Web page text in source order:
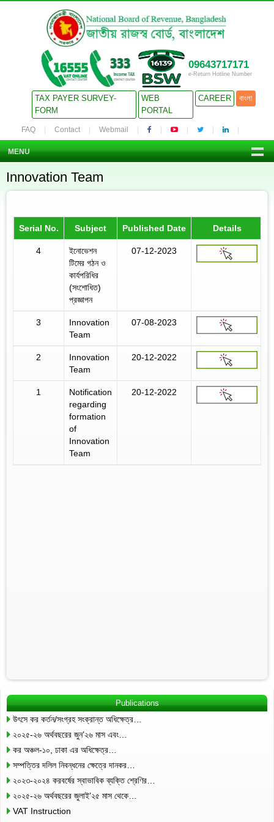
09643717171
e-Return Hotline Number
TAX PAYER SURVEY-
FORM
WEB
PORTAL
CAREER বাংলা
FAQ Contact Webmail
MENU
Innovation Team
Serial No. Subject Published Date Details
4
ইনোভেশন
টিমের গঠন ও
কার্যপরিধির
(সংশোধিত)
প্রজ্ঞাপন
07-12-2023
3
Innovation
Team
07-08-2023
2
Innovation
Team
20-12-2022
1
Notification
regarding
formation
of
Innovation
Team
20-12-2022
Publications
উৎসে কর কর্তন/সংগ্রহ সংক্রান্ত অধিক্ষেত্র…
২০২৫-২৬ অর্থবছরের জুন’২৬ মাস এবং…
কর অঞ্চল-১০, ঢাকা এর অধিক্ষেত্র…
সম্পত্তির দলিল নিবন্ধনের ক্ষেত্রে দানকর…
২০২৩-২০২৪ করবর্ষের স্বাভাবিক ব্যক্তি শ্রেণির…
২০২৫-২৬ অর্থবছরের জুলাই’২৫ মাস থেকে…
VAT Instruction